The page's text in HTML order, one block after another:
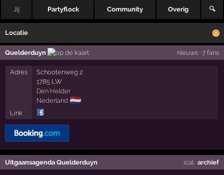
Jij Partyflock Community Overig 🔍
Locatie
Quelderduyn nieuws· 7 fans
Adres
Schootenweg 2
1785 LW
Den Helder
Nederland 🇳🇱
Link
Uitgaansagenda Quelderduyn ical · archief